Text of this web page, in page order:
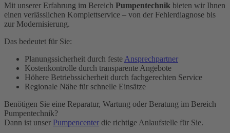
Mit unserer Erfahrung im Bereich Pumpentechnik bieten wir Ihnen
einen verlässlichen Komplettservice – von der Fehlerdiagnose bis
zur Modernisierung.
Das bedeutet für Sie:
Planungssicherheit durch feste Ansprechpartner
Kostenkontrolle durch transparente Angebote
Höhere Betriebssicherheit durch fachgerechten Service
Regionale Nähe für schnelle Einsätze
Benötigen Sie eine Reparatur, Wartung oder Beratung im Bereich
Pumpentechnik?
Dann ist unser Pumpencenter die richtige Anlaufstelle für Sie.